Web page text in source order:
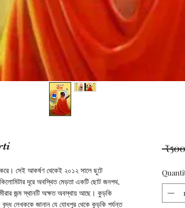
করে। সেই আকর্ষণ থেকেই ২০১২ সালে ছুটে
দূরে অবস্থিত মেড়তা একটি ছোট জনপথ,
জন্ম স্থানটি অক্ষত অবস্থায় আছে। কুড়কি
বৃদ্ধ লেখককে জানান যে যোধপুর থেকে কুড়কি পর্যন্ত